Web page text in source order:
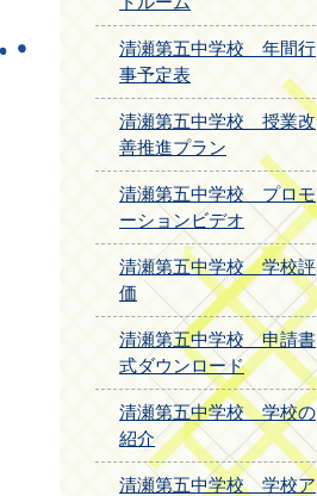
清瀬第五中学校 年間行
事予定表
清瀬第五中学校 授業改
善推進プラン
清瀬第五中学校 プロモ
ーションビデオ
清瀬第五中学校 学校評
価
清瀬第五中学校 申請書
式ダウンロード
清瀬第五中学校 学校の
紹介
清瀬第五中学校 学校ア